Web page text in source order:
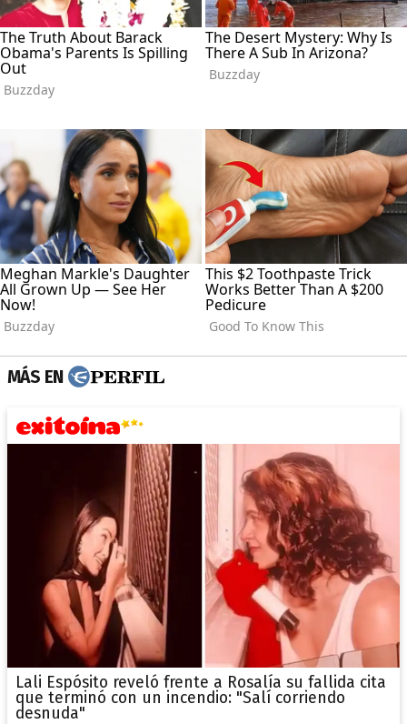
MÁS EN
Lali Espósito reveló frente a Rosalía su fallida cita
que terminó con un incendio: "Salí corriendo
desnuda"